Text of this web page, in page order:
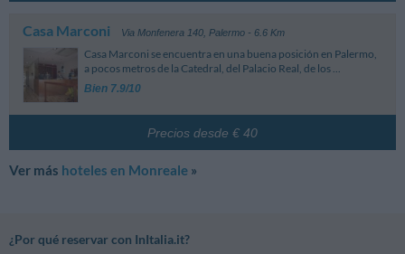
Casa Marconi Via Monfenera 140, Palermo- 6.6 Km
Casa Marconi se encuentra en una buena posición en Palermo,
a pocos metros de la Catedral, del Palacio Real, de los ...
Bien 7.9/10
Precios desde € 40
Ver más hoteles en Monreale »
¿Por qué reservar con InItalia.it?